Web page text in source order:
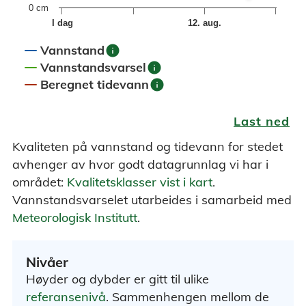
I dag 12. aug.
0 cm
Vannstandinfo
Vannstandsvarselinfo
Beregnet tidevanninfo
Last ned
Kvaliteten på vannstand og tidevann for stedet
avhenger av hvor godt datagrunnlag vi har i
området: Kvalitetsklasser vist i kart.
Vannstandsvarselet utarbeides i samarbeid med
Meteorologisk Institutt.
Nivåer
Høyder og dybder er gitt til ulike
referansenivå. Sammenhengen mellom de